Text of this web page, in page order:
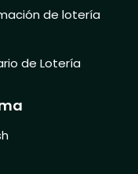
de lotería
de Lotería